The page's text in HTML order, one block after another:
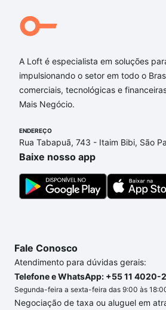
A Loft é especialista em soluções
impulsionando o setor em todo o
comerciais, tecnológicas e
Mais Negócio.
ENDEREÇO
Rua Tabapuã, 743 - Itaim Bibi, São
Baixe nosso app
Fale Conosco
Atendimento para dúvidas gerais:
Telefone e WhatsApp: +55 11 4020-
Segunda-feira a sexta-feira das 9:00 às
Negociação de taxa ou aluguel em